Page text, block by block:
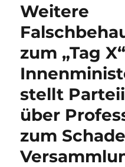
Weitere
zum „Tag
stellt
über
zum